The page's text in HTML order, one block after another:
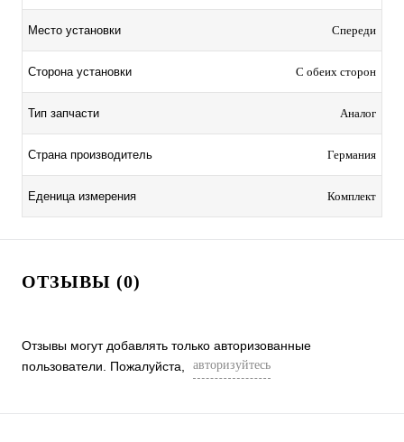
Место установки Спереди
Сторона установки С обеих сторон
Тип запчасти Аналог
Страна производитель Германия
Еденица измерения Комплект
ОТЗЫВЫ (0)
Отзывы могут добавлять только авторизованные
пользователи. Пожалуйста,
авторизуйтесь